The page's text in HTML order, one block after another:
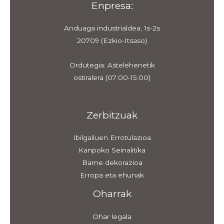
Enpresa:
Anduaga industrialdea, 1s-2s
20709 (Ezkio-Itsaso)
Ordutegia: Astelehenetik
ostiralera (07:00-15:00)
Zerbitzuak
Ibilgailuen Errotulazioa
Kanpoko Seinalitika
Barne dekorazioa
Erropa eta ehunak
Oharrak
Ohar legala